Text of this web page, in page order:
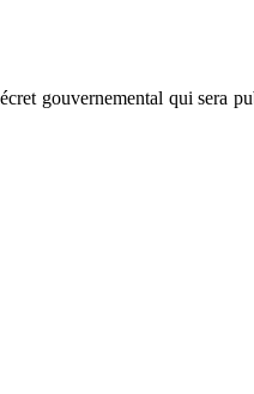
gouvernemental qui sera